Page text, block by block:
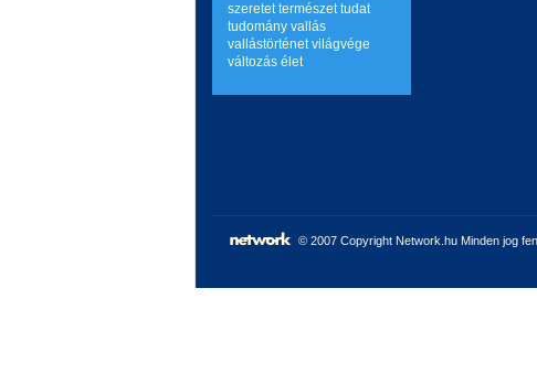
szeretet természet tudat
tudomány vallás
vallástörténet világvége
változás élet
© 2007 Copyright Network.hu Minden jog